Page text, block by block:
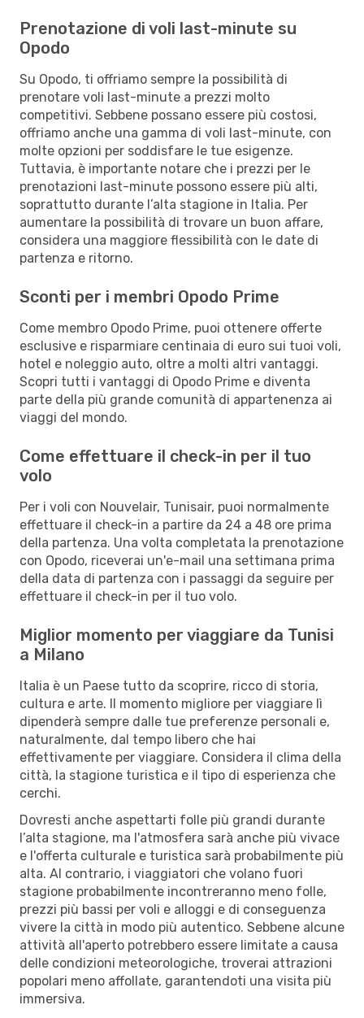
Prenotazione di voli last-minute su
Opodo
Su Opodo, ti offriamo sempre la possibilità di
prenotare voli last-minute a prezzi molto
competitivi. Sebbene possano essere più costosi,
offriamo anche una gamma di voli last-minute, con
molte opzioni per soddisfare le tue esigenze.
Tuttavia, è importante notare che i prezzi per le
prenotazioni last-minute possono essere più alti,
soprattutto durante l’alta stagione in Italia. Per
aumentare la possibilità di trovare un buon affare,
considera una maggiore flessibilità con le date di
partenza e ritorno.
Sconti per i membri Opodo Prime
Come membro Opodo Prime, puoi ottenere offerte
esclusive e risparmiare centinaia di euro sui tuoi voli,
hotel e noleggio auto, oltre a molti altri vantaggi.
Scopri tutti i vantaggi di Opodo Prime e diventa
parte della più grande comunità di appartenenza ai
viaggi del mondo.
Come effettuare il check-in per il tuo
volo
Per i voli con Nouvelair, Tunisair, puoi normalmente
effettuare il check-in a partire da 24 a 48 ore prima
della partenza. Una volta completata la prenotazione
con Opodo, riceverai un'e-mail una settimana prima
della data di partenza con i passaggi da seguire per
effettuare il check-in per il tuo volo.
Miglior momento per viaggiare da Tunisi
a Milano
Italia è un Paese tutto da scoprire, ricco di storia,
cultura e arte. Il momento migliore per viaggiare lì
dipenderà sempre dalle tue preferenze personali e,
naturalmente, dal tempo libero che hai
effettivamente per viaggiare. Considera il clima della
città, la stagione turistica e il tipo di esperienza che
cerchi.
Dovresti anche aspettarti folle più grandi durante
l’alta stagione, ma l'atmosfera sarà anche più vivace
e l'offerta culturale e turistica sarà probabilmente più
alta. Al contrario, i viaggiatori che volano fuori
stagione probabilmente incontreranno meno folle,
prezzi più bassi per voli e alloggi e di conseguenza
vivere la città in modo più autentico. Sebbene alcune
attività all'aperto potrebbero essere limitate a causa
delle condizioni meteorologiche, troverai attrazioni
popolari meno affollate, garantendoti una visita più
immersiva.